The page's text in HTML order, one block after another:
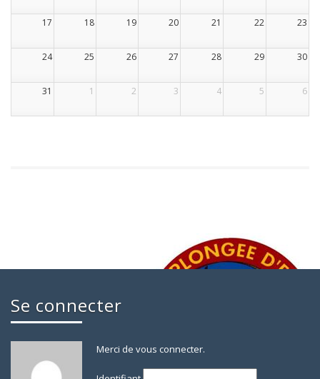
17 18 19 20 21 22 23
24 25 26 27 28 29 30
31 1 2 3 4 5 6
Se connecter
Merci de vous connecter.